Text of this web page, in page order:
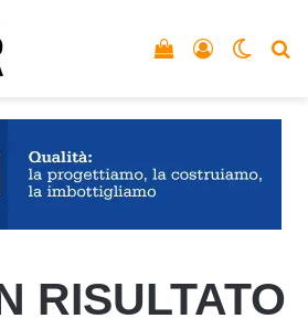
Accedi
Vedi il carrello
RISULTATO